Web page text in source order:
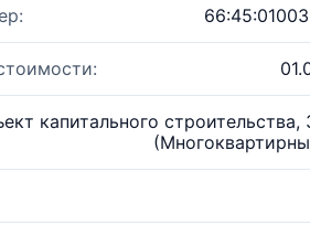
капитального строительства,